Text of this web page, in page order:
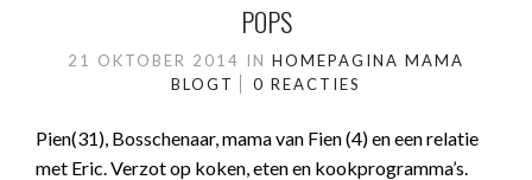
POPS
21 OKTOBER 2014 IN HOMEPAGINA MAMA
BLOGT
0 REACTIES
Pien(31), Bosschenaar, mama van Fien (4) en een relatie
met Eric. Verzot op koken, eten en kookprogramma’s.